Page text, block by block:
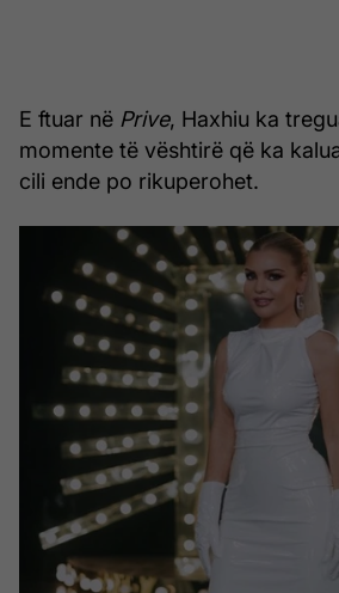
E ftuar në Prive, Haxhiu ka
momente të vështirë që ka
cili ende po rikuperohet.